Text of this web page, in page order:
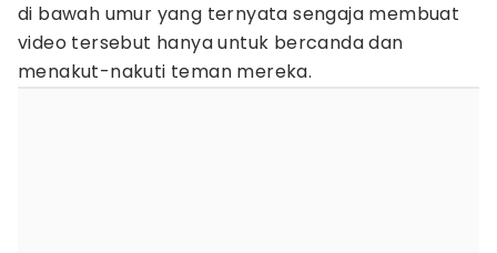
di bawah umur yang ternyata sengaja membuat
video tersebut hanya untuk bercanda dan
menakut-nakuti teman mereka.